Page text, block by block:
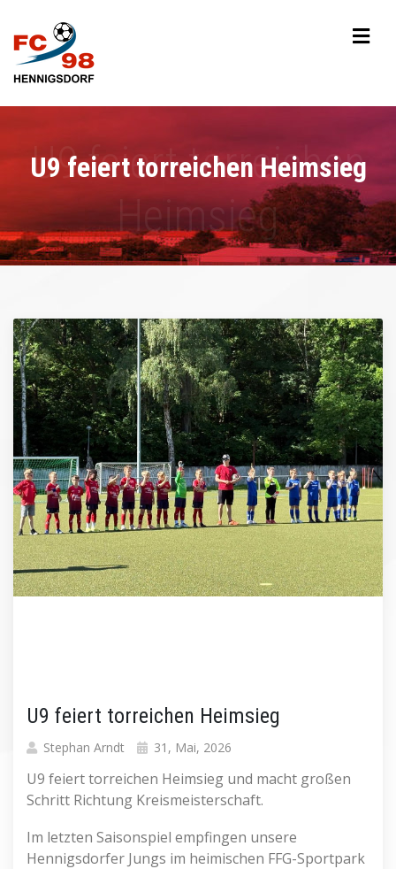
U9 feiert torreichen Heimsieg
U9 feiert torreichen Heimsieg
Stephan Arndt 31, Mai, 2026
U9 feiert torreichen Heimsieg und macht großen
Schritt Richtung Kreismeisterschaft.
Im letzten Saisonspiel empfingen unsere
Hennigsdorfer Jungs im heimischen FFG-Sportpark